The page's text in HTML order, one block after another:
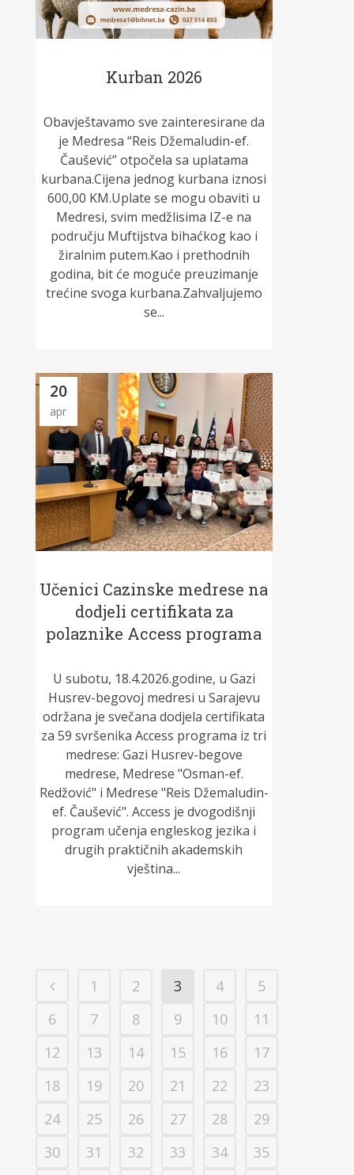
Kurban 2026
Obavještavamo sve zainteresirane da
je Medresa “Reis Džemaludin-ef.
Čaušević” otpočela sa uplatama
kurbana.Cijena jednog kurbana iznosi
600,00 KM.Uplate se mogu obaviti u
Medresi, svim medžlisima IZ-e na
području Muftijstva bihaćkog kao i
žiralnim putem.Kao i prethodnih
godina, bit će moguće preuzimanje
trećine svoga kurbana.Zahvaljujemo
se...
20
apr
Učenici Cazinske medrese na
dodjeli certifikata za
polaznike Access programa
U subotu, 18.4.2026.godine, u Gazi
Husrev-begovoj medresi u Sarajevu
održana je svečana dodjela certifikata
za 59 svršenika Access programa iz tri
medrese: Gazi Husrev-begove
medrese, Medrese "Osman-ef.
Redžović" i Medrese "Reis Džemaludin-
ef. Čaušević". Access je dvogodišnji
program učenja engleskog jezika i
drugih praktičnih akademskih
vještina...
1 2 3 4
5
6
7 8 9 10
11
12
13 14 15 16
17
18
19 20 21 22
23
24
25 26 27 28
29
30
31 32 33 34
35